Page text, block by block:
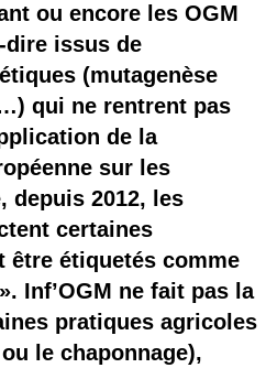
ou encore les OGM
dire issus de
(mutagenèse
qui ne rentrent pas
de la
sur les
depuis 2012, les
certaines
être étiquetés comme
Inf’OGM ne fait pas la
pratiques agricoles
le chaponnage),